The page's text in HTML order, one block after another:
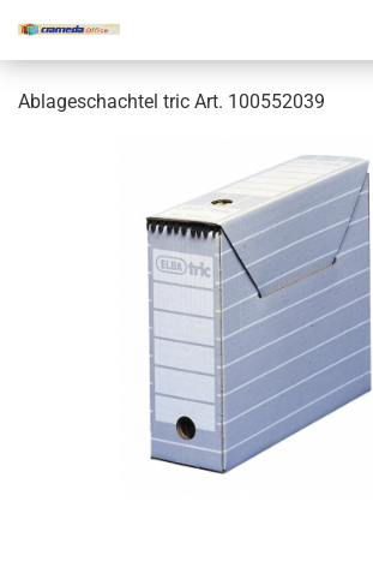
Ablageschachtel tric Art. 100552039